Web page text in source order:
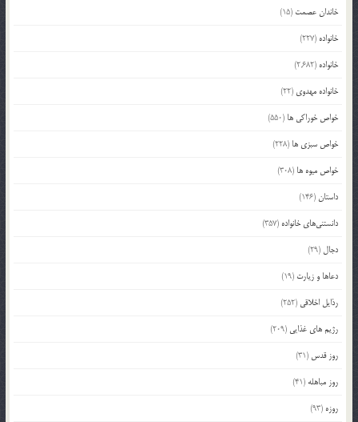
خاندان عصمت (15)
خانواده (227)
خانواده (2,682)
خانواده مهدوی (22)
خواص خوراکی ها (550)
خواص سبزی ها (228)
خواص میوه ها (308)
داستان(146)
دانستنی‌های خانواده (357)
دجال (29)
دعاها و زیارت (19)
رذایل اخلاقی (252)
رژیم های غذایی (209)
روز قدس (31)
روز مباهله (41)
روزه (93)